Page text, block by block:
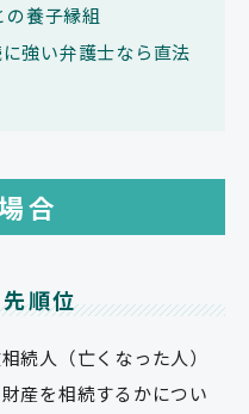
養子縁組
強い弁護士なら直法
合
順位
続人（亡くなった人）
産を相続するかについ